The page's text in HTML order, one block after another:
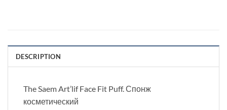
DESCRIPTION
The Saem Art’lif Face Fit Puff. Спонж
косметический